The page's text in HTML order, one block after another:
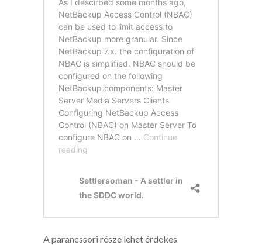
A parancssori része lehet érdekes